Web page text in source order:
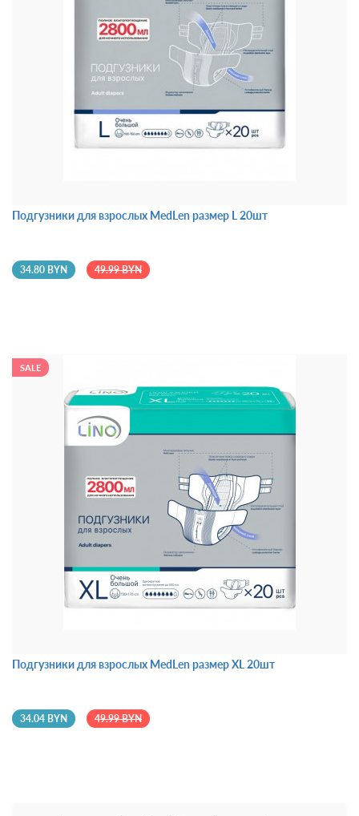
Подгузники для взрослых MedLen размер L 20шт
34.80 BYN 49.99 BYN
SALE
Подгузники для взрослых MedLen размер XL 20шт
34.04 BYN 49.99 BYN